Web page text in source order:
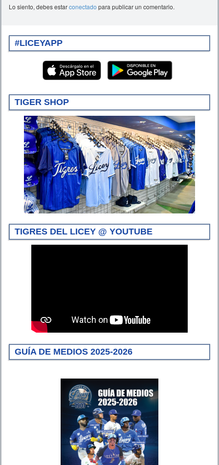
Lo siento, debes estarconectado para publicar un comentario.
#LICEYAPP
TIGER SHOP
TIGRES DEL LICEY @ YOUTUBE
GUÍA DE MEDIOS 2025-2026